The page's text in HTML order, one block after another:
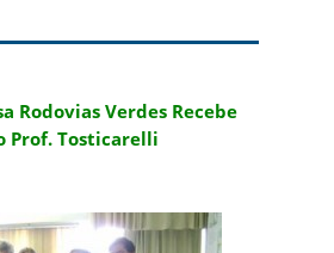
Rodovias Verdes Recebe
Prof. Tosticarelli